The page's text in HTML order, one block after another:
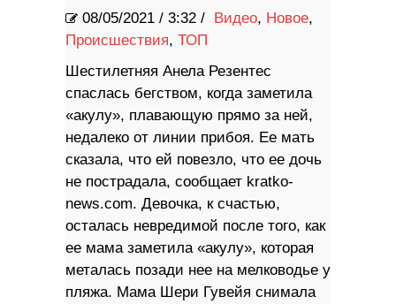
08/05/2021 / 3:32 / Видео, Новое,
Происшествия, ТОП
Шестилетняя Анела Резентес
спаслась бегством, когда заметила
«акулу», плавающую прямо за ней,
недалеко от линии прибоя. Ее мать
сказала, что ей повезло, что ее дочь
не пострадала, сообщает kratko-
news.com. Девочка, к счастью,
осталась невредимой после того, как
ее мама заметила «акулу», которая
металась позади нее на мелководье у
пляжа. Мама Шери Гувейя снимала